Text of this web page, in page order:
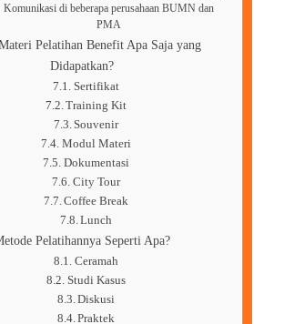
Komunikasi di beberapa perusahaan BUMN dan
PMA
Pelatihan Benefit Apa Saja yang
Didapatkan?
Sertifikat
Training Kit
Souvenir
Modul Materi
Dokumentasi
City Tour
Coffee Break
Lunch
Pelatihannya Seperti Apa?
Ceramah
Studi Kasus
Diskusi
Praktek